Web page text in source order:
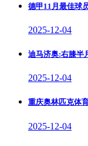
德甲11月最佳球
2025-12-04
迪马济奥:右膝半
2025-12-04
重庆奥林匹克体
2025-12-04